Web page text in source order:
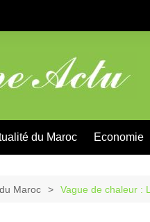
du Maroc Economie
Maroc Vague de chaleur :